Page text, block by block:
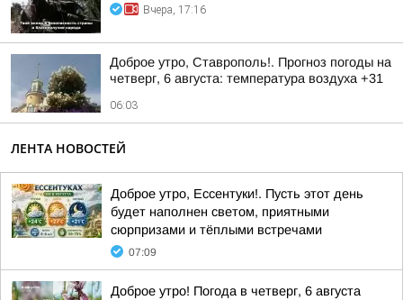
Вчера, 17:16
Доброе утро, Ставрополь!. Прогноз погоды на
четверг, 6 августа: температура воздуха +31
06:03
ЛЕНТА НОВОСТЕЙ
Доброе утро, Ессентуки!. Пусть этот день
будет наполнен светом, приятными
сюрпризами и тёплыми встречами
07:09
Доброе утро! Погода в четверг, 6 августа